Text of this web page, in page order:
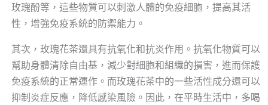
玫瑰酚等，這些物質可以刺激人體的免疫細胞，提高其活
性，增強免疫系統的防禦能力。
其次，玫瑰花茶還具有抗氧化和抗炎作用。抗氧化物質可以
幫助身體清除自由基，減少對細胞和組織的損害，進而保護
免疫系統的正常運作。而玫瑰花茶中的一些活性成分還可以
抑制炎症反應，降低感染風險。因此，在平時生活中，多喝